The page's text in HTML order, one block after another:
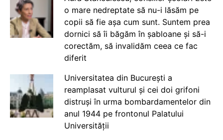
o mare nedreptate să nu-i lăsăm pe
copii să fie așa cum sunt. Suntem prea
dornici să îi băgăm în șabloane și să-i
corectăm, să invalidăm ceea ce fac
diferit
Universitatea din București a
reamplasat vulturul și cei doi grifoni
distruși în urma bombardamentelor din
anul 1944 pe frontonul Palatului
Universității